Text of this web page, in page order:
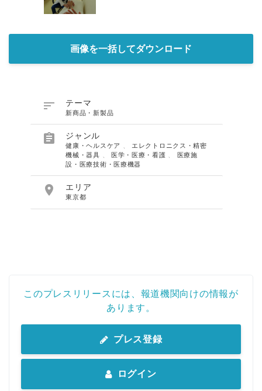
画像を一括してダウンロード
 テーマ
新商品・新製品
 ジャンル
健康・ヘルスケア
エレクトロニクス・精密
機械・器具
医学・医療・看護
医療施
設・医療技術・医療機器
 エリア
東京都
このプレスリリースには、報道機関向けの情報が
あります。
プレス登録
ログイン